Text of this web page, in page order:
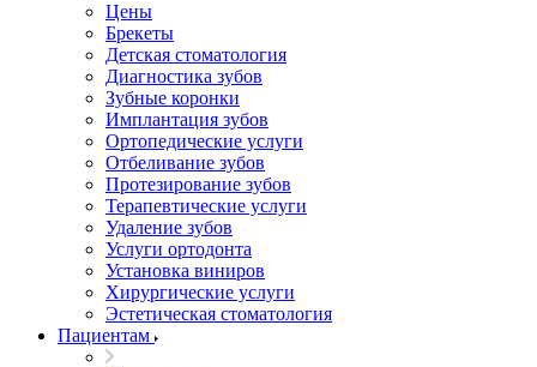
Цены
Брекеты
Детская стоматология
Диагностика зубов
Зубные коронки
Имплантация зубов
Ортопедические услуги
Отбеливание зубов
Протезирование зубов
Терапевтические услуги
Удаление зубов
Услуги ортодонта
Установка виниров
Хирургические услуги
Эстетическая стоматология
Пациентам